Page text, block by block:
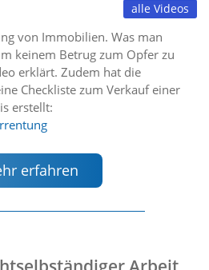
alle Videos
von Immobilien. Was man
keinem Betrug zum Opfer zu
erklärt. Zudem hat die
Checkliste zum Verkauf einer
erstellt:
erfahren